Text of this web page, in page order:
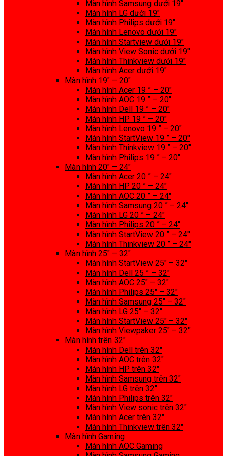
Màn hình Samsung dưới 19″
Màn hình LG dưới 19″
Màn hình Philips dưới 19″
Màn hình Lenovo dưới 19″
Màn hình Startview dưới 19″
Màn hình View Sonic dưới 19″
Màn hình Thinkview dưới 19″
Màn hình Acer dưới 19″
Màn hình 19″ – 20″
Màn hình Acer 19 ” – 20″
Màn hình AOC 19 ” – 20″
Màn hình Dell 19 ” – 20″
Màn hình HP 19 ” – 20″
Màn hình Lenovo 19 ” – 20″
Màn hình StartView 19 ” – 20″
Màn hình Thinkview 19 ” – 20″
Màn hình Philips 19 ” – 20″
Màn hình 20″ – 24″
Màn hình Acer 20 ” – 24″
Màn hình HP 20 ” – 24″
Màn hình AOC 20 ” – 24″
Màn hình Samsung 20 ” – 24″
Màn hình LG 20 ” – 24″
Màn hình Philips 20 ” – 24″
Màn hình StartView 20 ” – 24″
Màn hình Thinkview 20 ” – 24″
Màn hình 25″ – 32″
Màn hình StartView 25″ – 32″
Màn hình Dell 25 ” – 32″
Màn hình AOC 25″ – 32″
Màn hình Philips 25″ – 32″
Màn hình Samsung 25″ – 32″
Màn hình LG 25″ – 32″
Màn hình StartView 25″ – 32″
Màn hình Viewpaker 25″ – 32″
Màn hình trên 32″
Màn hình Dell trên 32″
Màn hình AOC trên 32″
Màn hình HP trên 32″
Màn hình Samsung trên 32″
Màn hình LG trên 32″
Màn hình Philips trên 32″
Màn hình View sonic trên 32″
Màn hình Acer trên 32″
Màn hình Thinkview trên 32″
Màn hình Gaming
Màn hình AOC Gaming